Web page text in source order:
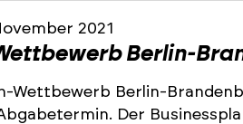
2021
Berlin-
Wettbewerb Berlin-
Der